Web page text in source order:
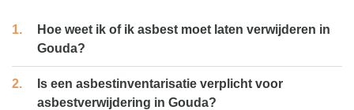
Hoe weet ik of ik asbest moet laten verwijderen in
Gouda?
Is een asbestinventarisatie verplicht voor
asbestverwijdering in Gouda?